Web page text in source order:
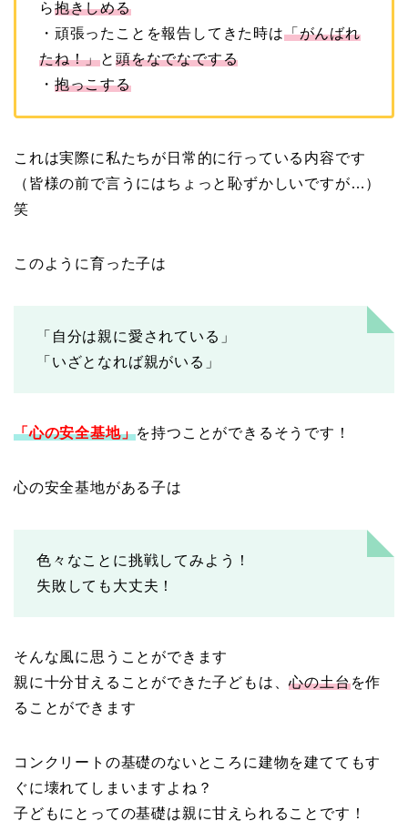
ら抱きしめる
・頑張ったことを報告してきた時は「がんばれ
たね！」と頭をなでなでする
・ 抱っこする
これは実際に私たちが日常的に行っている内容です
（皆様の前で言うにはちょっと恥ずかしいですが…）
笑
このように育った子は
「自分は親に愛されている」
「いざとなれば親がいる」
「心の安全基地」を持つことができるそうです！
心の安全基地がある子は
色々なことに挑戦してみよう！
失敗しても大丈夫！
そんな風に思うことができます
親に十分甘えることができた子どもは、心の土台を作
ることができます
コンクリートの基礎のないところに建物を建ててもす
ぐに壊れてしまいますよね？
子どもにとっての基礎は親に甘えられることです！